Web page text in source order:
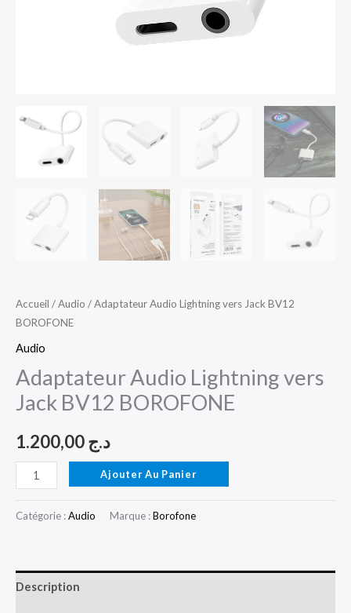
Accueil /Audio / Adaptateur Audio Lightning vers Jack BV12
BOROFONE
Audio
Adaptateur Audio Lightning vers
Jack BV12 BOROFONE
د.ج
Ajouter Au Panier
Catégorie :Audio Marque :Borofone
Description